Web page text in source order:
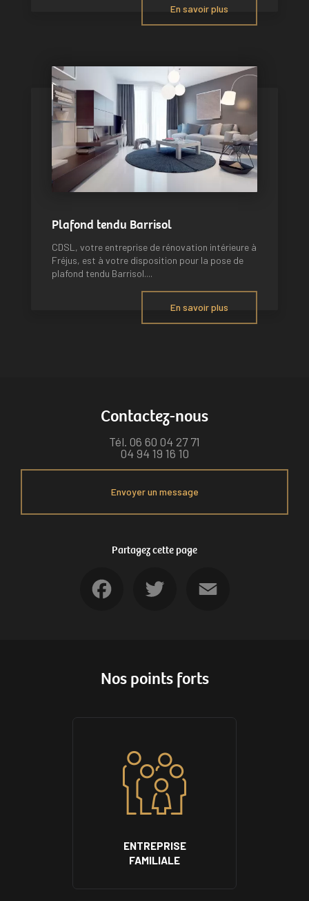
En savoir plus
Plafond tendu Barrisol
CDSL, votre entreprise de rénovation intérieure à
Fréjus, est à votre disposition pour la pose de
plafond tendu Barrisol....
En savoir plus
Contactez-nous
Tél. 06 60 04 27 71
04 94 19 16 10
Envoyer un message
Partagez cette page
Nos points forts
ENTREPRISE
FAMILIALE